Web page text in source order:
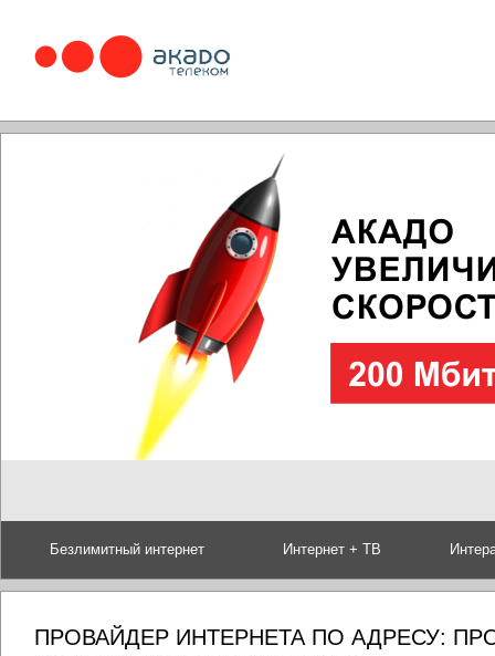
Безлимитный интернет Интернет + ТВ
ПРОВАЙДЕР ИНТЕРНЕТА ПО АДРЕСУ: